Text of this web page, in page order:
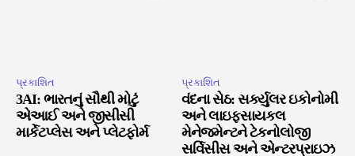
પ્રકાશિત
3AI: ભારતનું સૌથી મોટું
એઆઈ અને જીસીસી
માર્કેટપ્લેસ અને પ્લેટફોર્મ
પ્રકાશિત
વંદના સેઠ: સર્ક્યુલર ઇકોનોમી
અને લાઇફસાયકલ
મેનેજમેન્ટને ટેકનોલોજી
સર્વિસીસ અને એન્ટરપ્રાઇઝ